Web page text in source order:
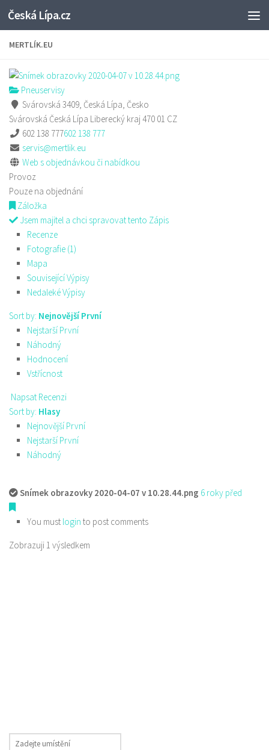
Skip to content
Česká Lípa.cz
MERTLÍK.EU
Pneuservisy
Svárovská 3409, Česká Lípa, Česko
Svárovská Česká Lípa Liberecký kraj470 01 CZ
602 138 777602 138 777
servis@mertlik.eu
Web s objednávkou či nabídkou
Provoz
Pouze na objednání
Záložka
Jsem majitel a chci spravovat tento Zápis
Recenze
Fotografie (1)
Mapa
Související Výpisy
Nedaleké Výpisy
Sort by: Nejnovější První
Nejstarší První
Náhodný
Hodnocení
Vstřícnost
Napsat Recenzi
Sort by: Hlasy
Nejnovější První
Nejstarší První
Náhodný
Snímek obrazovky 2020-04-07 v 10.28.44.png 6 roky před
You must login to post comments
Zobrazuji 1 výsledkem